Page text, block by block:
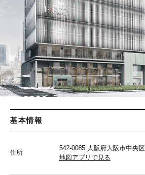
基本情報
住所
542-0085 大阪府大阪市中央
地図アプリで見る